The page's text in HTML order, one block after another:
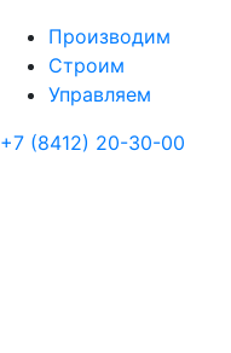
Производим
Строим
Управляем
+7 (8412) 20-30-00